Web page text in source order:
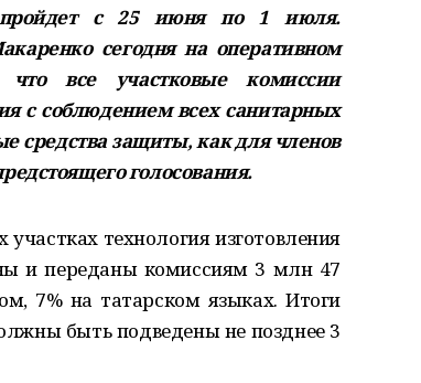
с 25 июня по 1 июля.
сегодня на оперативном
что все участковые комиссии
с соблюдением всех санитарных
средства защиты, как для членов
голосования.
технология изготовления
и переданы комиссиям 3 млн 47
7% на татарском языках. Итоги
быть подведены не позднее 3